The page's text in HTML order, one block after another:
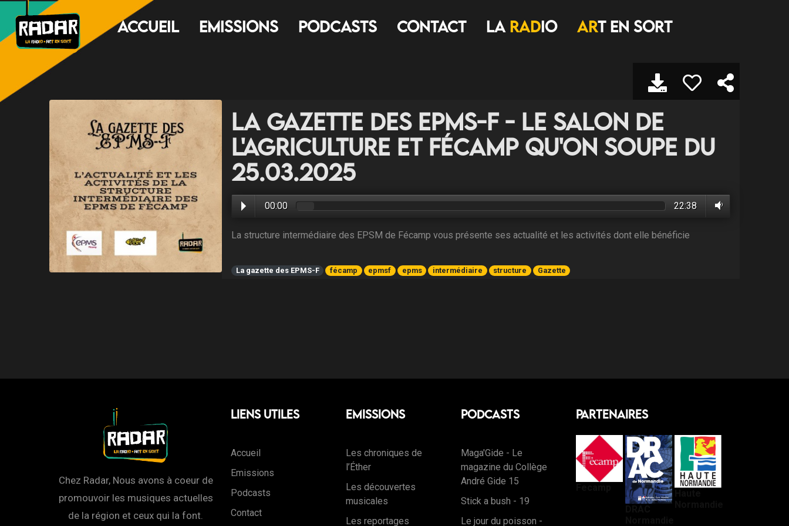
Accueil Emissions Podcasts Contact LA RADIO ART EN SORT
La Gazette des EPMS-F - Le salon de
l'agriculture et Fécamp qu'on soupe du
25.03.2025
00:00 22:38
La structure intermédiaire des EPSM de Fécamp vous présente ses actualité et les activités dont elle bénéficie
La gazette des EPMS-F fécamp epmsf epms intermédiaire structure Gazette
Chez Radar, Nous avons à coeur de
promouvoir les musiques actuelles
de la région et ceux qui la font.
Liens Utiles
Accueil
Emissions
Podcasts
Contact
Emissions
Les chroniques de
l’Éther
Les découvertes
musicales
Les reportages
Podcasts
Maga'Gide - Le
magazine du Collège
André Gide 15
Stick a bush - 19
Le jour du poisson -
Partenaires